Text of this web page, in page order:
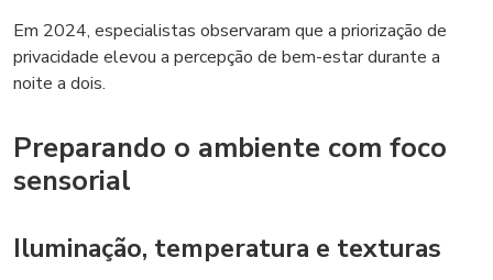
Em 2024, especialistas observaram que a priorização de
privacidade elevou a percepção de bem-estar durante a
noite a dois.
Preparando o ambiente com foco
sensorial
Iluminação, temperatura e texturas